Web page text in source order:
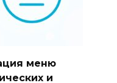
меню
и